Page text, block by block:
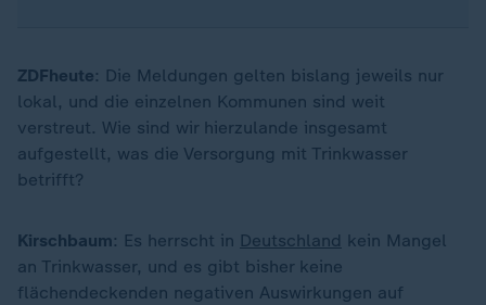
ZDFheute: Die Meldungen gelten bislang jeweils nur
lokal, und die einzelnen Kommunen sind weit
verstreut. Wie sind wir hierzulande insgesamt
aufgestellt, was die Versorgung mit Trinkwasser
betrifft?
Kirschbaum: Es herrscht in Deutschland kein Mangel
an Trinkwasser, und es gibt bisher keine
flächendeckenden negativen Auswirkungen auf